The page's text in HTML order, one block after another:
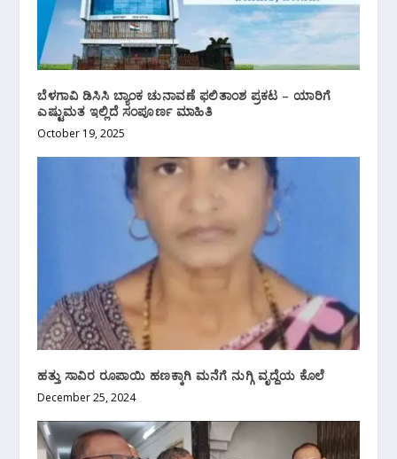
ಬೆಳಗಾವಿ ಡಿಸಿಸಿ ಬ್ಯಾಂಕ ಚುನಾವಣೆ ಫಲಿತಾಂಶ ಪ್ರಕಟ – ಯಾರಿಗೆ
ಎಷ್ಟು‌ಮತ ಇಲ್ಲಿದೆ ಸಂಪೂರ್ಣ ಮಾಹಿತಿ
October 19, 2025
ಹತ್ತು ಸಾವಿರ ರೂಪಾಯಿ ಹಣಕ್ಕಾಗಿ ಮನೆಗೆ ನುಗ್ಗಿ ವೃದ್ದೆಯ ಕೊಲೆ
December 25, 2024